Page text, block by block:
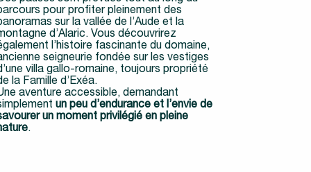
pour profiter pleinement des
sur la vallée de l’Aude et la
d’Alaric. Vous découvrirez
l’histoire fascinante du domaine,
seigneurie fondée sur les vestiges
villa gallo-romaine, toujours propriété
la Famille d’Exéa.
aventure accessible, demandant
un peu d’endurance et l’envie de
un moment privilégié en pleine
.